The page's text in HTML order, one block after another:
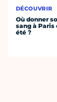
DÉCOUVRIR
Où donner
sang à Paris
été ?